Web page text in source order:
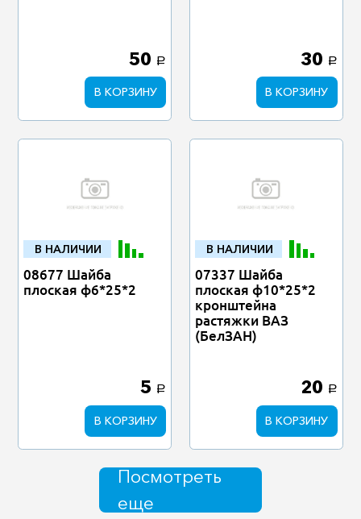
50 a
В КОРЗИНУ
30 a
В КОРЗИНУ
В НАЛИЧИИ
08677 Шайба
плоская ф6*25*2
5 a
В КОРЗИНУ
В НАЛИЧИИ
07337 Шайба
плоская ф10*25*2
кронштейна
растяжки ВАЗ
(БелЗАН)
20 a
В КОРЗИНУ
Посмотреть
еще